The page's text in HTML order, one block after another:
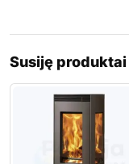
Susiję produktai